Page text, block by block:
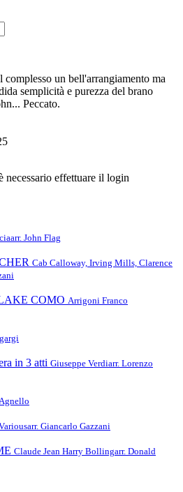
complesso un bell'arrangiamento ma
semplicità e purezza del brano
Peccato.
necessario effettuare il login
arr. John Flag
Cab Calloway, Irving Mills, Clarence
COMO Arrigoni Franco
in 3 atti Giuseppe Verdiarr. Lorenzo
arr. Giancarlo Gazzani
Claude Jean Harry Bollingarr. Donald